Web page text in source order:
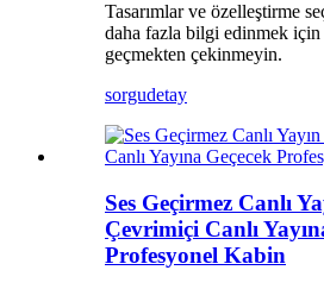
Tasarımlar ve özelleştirme
daha fazla bilgi edinmek
geçmekten çekinmeyin.
sorgudetay
Ses Geçirmez Canlı
Çevrimiçi Canlı
Profesyonel Kabin